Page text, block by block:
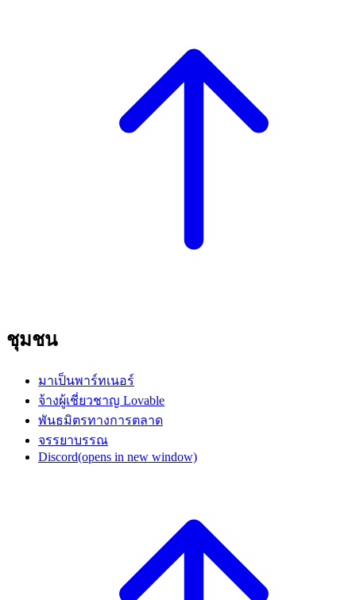
ชุมชน
มาเป็นพาร์ทเนอร์
จ้างผู้เชี่ยวชาญ Lovable
พันธมิตรทางการตลาด
จรรยาบรรณ
Discord(opens in new window)